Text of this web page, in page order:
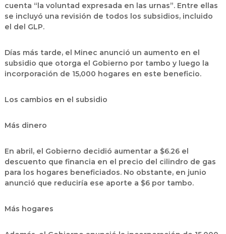
cuenta “la voluntad expresada en las urnas”. Entre ellas
se incluyó una revisión de todos los subsidios, incluido
el del GLP.
Días más tarde, el Minec anunció un aumento en el
subsidio que otorga el Gobierno por tambo y luego la
incorporación de 15,000 hogares en este beneficio.
Los cambios en el subsidio
Más dinero
En abril, el Gobierno decidió aumentar a $6.26 el
descuento que financia en el precio del cilindro de gas
para los hogares beneficiados. No obstante, en junio
anunció que reduciría ese aporte a $6 por tambo.
Más hogares